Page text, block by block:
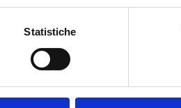
Statistiche
di documenti con i colleghi